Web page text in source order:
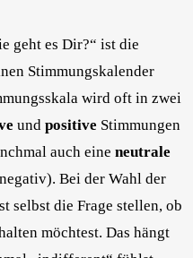
geht es Dir?“ ist die
Stimmungskalender
wird oft in zwei
und positive Stimmungen
auch eine neutrale
Bei der Wahl der
selbst die Frage stellen, ob
möchtest. Das hängt